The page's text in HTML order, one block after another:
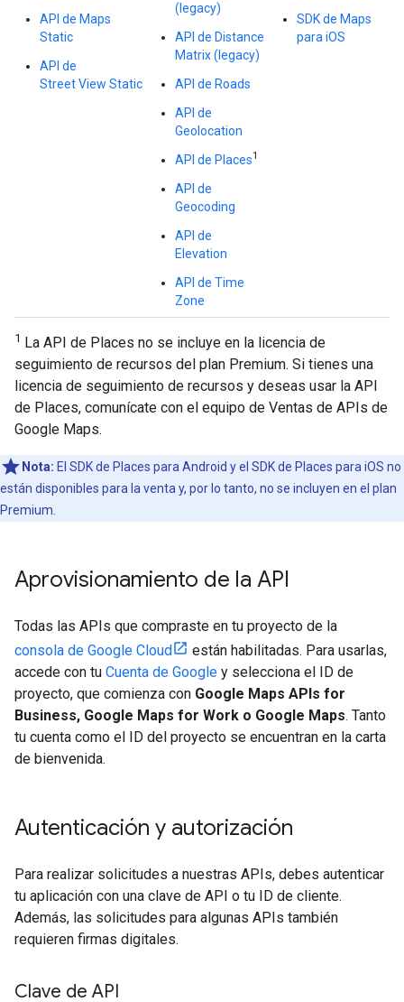
API de Maps
Static
API de
Street View Static
(legacy)
API de Distance
Matrix (legacy)
API de Roads
API de
Geolocation
API de Places1
API de
Geocoding
API de
Elevation
API de Time
Zone
SDK de Maps
para iOS
1 La API de Places no se incluye en la licencia de
seguimiento de recursos del plan Premium. Si tienes una
licencia de seguimiento de recursos y deseas usar la API
de Places, comunícate con el equipo de Ventas de APIs de
Google Maps.
Nota: El SDK de Places para Android y el SDK de Places para iOS no
están disponibles para la venta y, por lo tanto, no se incluyen en el plan
Premium.
Aprovisionamiento de la API
Todas las APIs que compraste en tu proyecto de la
consola de Google Cloud
están habilitadas. Para usarlas,
accede con tu Cuenta de Google y selecciona el ID de
proyecto, que comienza con Google Maps APIs for
Business, Google Maps for Work o Google Maps. Tanto
tu cuenta como el ID del proyecto se encuentran en la carta
de bienvenida.
Autenticación y autorización
Para realizar solicitudes a nuestras APIs, debes autenticar
tu aplicación con una clave de API o tu ID de cliente.
Además, las solicitudes para algunas APIs también
requieren firmas digitales.
Clave de API